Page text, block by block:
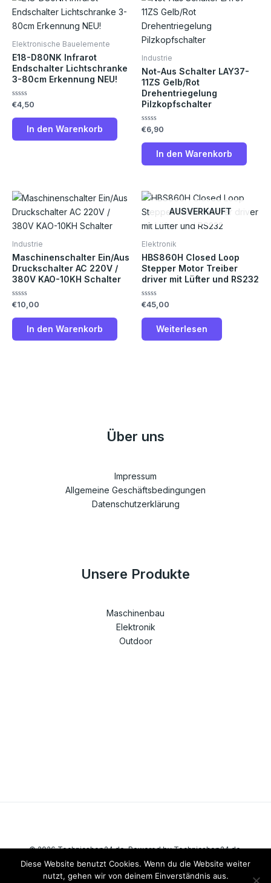
Elektronische Bauelemente
E18-D80NK Infrarot
Endschalter Lichtschranke
3-80cm Erkennung NEU!
Bewertet
0
€4,50
In den Warenkorb
Industrie
Not-Aus Schalter LAY37-
11ZS Gelb/Rot
Drehentriegelung
Pilzkopfschalter
Bewertet
0
€6,90
In den Warenkorb
Industrie
Maschinenschalter Ein/Aus
Druckschalter AC 220V /
380V KAO-10KH Schalter
Bewertet
0
€10,00
In den Warenkorb
AUSVERKAUFT
Elektronik
HBS860H Closed Loop
Stepper Motor Treiber
driver mit Lüfter und RS232
Bewertet
0
€45,00
Weiterlesen
Über uns
Impressum
Allgemeine Geschäftsbedingungen
Datenschutzerklärung
Unsere Produkte
Maschinenbau
Elektronik
Outdoor
© 2026 Technicshop24.de. Powered by Technicshop24.de.
Diese Website benutzt Cookies. Wenn du die Website weiter
nutzt, gehen wir von deinem Einverständnis aus.